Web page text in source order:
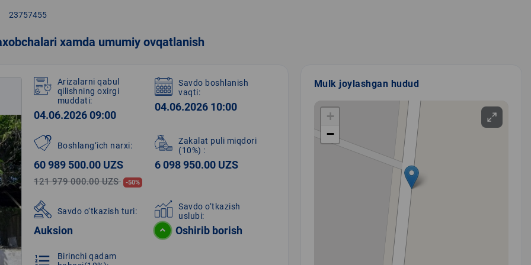
23757455
xamda umumiy ovqatlanish
Arizalarni qabul
qilishning oxirgi
muddati:
04.06.2026 09:00
Savdo boshlanish
vaqti:
04.06.2026 10:00
Boshlang‘ich narxi:
60 989 500.00 UZS
121 979 000.00 UZS -50%
Zakalat puli miqdori
(10%) :
6 098 950.00 UZS
Savdo o‘tkazish turi:
Auksion
Savdo o‘tkazish
uslubi:
Oshirib borish
format_list_numbered
Birinchi qadam
Mulk joylashgan hudud
+
−